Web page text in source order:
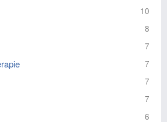
10
8
7
7
7
7
6